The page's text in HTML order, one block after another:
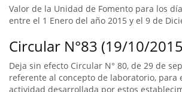
Valor de la Unidad de Fomento para los
entre el 1 Enero del año 2015 y el 9 de
Circular N°83 (19/10/
Deja sin efecto Circular N° 80, de 29 de
referente al concepto de laboratorio, para
actividad desarrollada por estos